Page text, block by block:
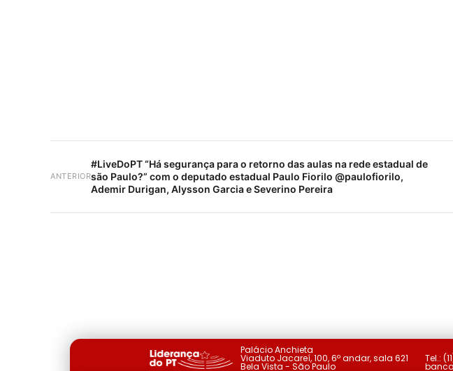
ANTERIOR
#LiveDoPT “Há segurança para o retorno das aulas na rede estadual de
são Paulo?” com o deputado estadual Paulo Fiorilo @paulofiorilo,
Ademir Durigan, Alysson Garcia e Severino Pereira
Palácio Anchieta
Viaduto Jacareí, 100, 6º andar, sala 621
Bela Vista - São Paulo
Tel.: